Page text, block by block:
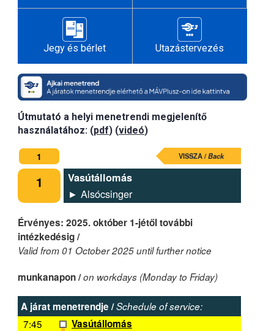
Jegy és bérlet Utazástervezés
Útmutató a helyi menetrendi megjelenítő
használatához: (pdf) (videó)
1 VISSZA /Back
1 Vasútállomás
► Alsócsinger
Érvényes: 2025. október 1-jétől további
intézkedésig /
Valid from 01 October 2025 until further notice
munkanapon /on workdays (Monday to Friday)
A járat menetrendje /Schedule of service:
7:45
Vasútállomás